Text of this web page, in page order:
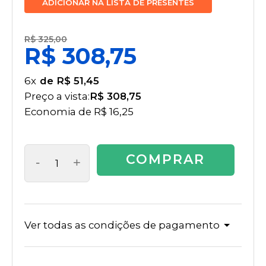
ADICIONAR NA LISTA DE PRESENTES
R$ 325,00
R$ 308,75
6x
R$ 51,45
Preço a vista:R$ 308,75
Economia de R$ 16,25
- + COMPRAR
Ver todas as condições de pagamento